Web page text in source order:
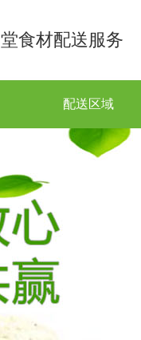
食材配送服务
配送区域